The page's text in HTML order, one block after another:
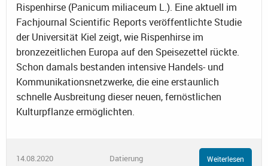
Rispenhirse (Panicum miliaceum L.). Eine aktuell im
Fachjournal Scientific Reports veröffentlichte Studie
der Universität Kiel zeigt, wie Rispenhirse im
bronzezeitlichen Europa auf den Speisezettel rückte.
Schon damals bestanden intensive Handels- und
Kommunikationsnetzwerke, die eine erstaunlich
schnelle Ausbreitung dieser neuen, fernöstlichen
Kulturpflanze ermöglichten.
14.08.2020 Datierung Weiterlesen